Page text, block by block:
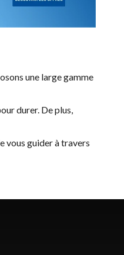
une large gamme
durer. De plus,
vous guider à travers